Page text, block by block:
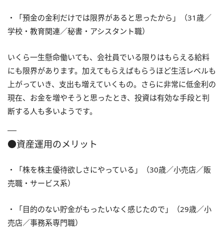
・「預金の金利だけでは限界があると思ったから」（31歳／
学校・教育関連／秘書・アシスタント職）
いくら一生懸命働いても、会社員でいる限りはもらえる給料
にも限界があります。加えてもらえばもらうほど生活レベルも
上がっていき、支出も増えていくもの。さらに非常に低金利の
現在、お金を増やそうと思ったとき、投資は有効な手段と判
断する人も多いようです。
●資産運用のメリット
・「株を株主優待欲しさにやっている」（30歳／小売店／販
売職・サービス系）
・「目的のない貯金がもったいなく感じたので」（29歳／小
売店／事務系専門職）